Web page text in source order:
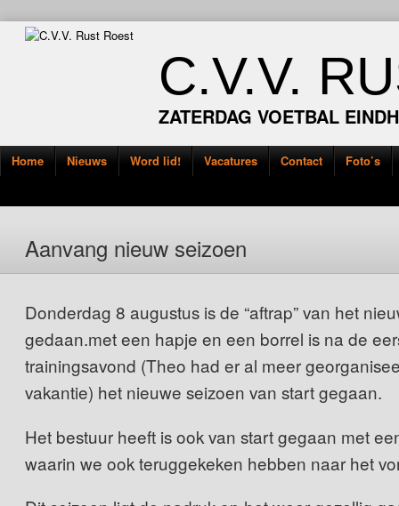
C.V.V.
ZATERDAG VOETBAL
Home Nieuws Word lid! Vacatures Contact Foto’s
Aanvang nieuw seizoen
Donderdag 8 augustus is de “aftrap” van het
gedaan.met een hapje en een borrel is na de
trainingsavond (Theo had er al meer
vakantie) het nieuwe seizoen van start gegaan.
Het bestuur heeft is ook van start gegaan met
waarin we ook teruggekeken hebben naar het